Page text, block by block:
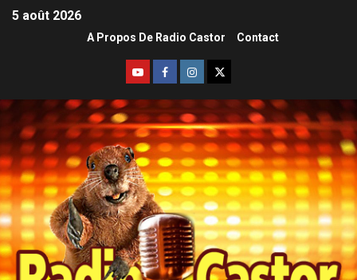
5 août 2026
A Propos De Radio Castor Contact